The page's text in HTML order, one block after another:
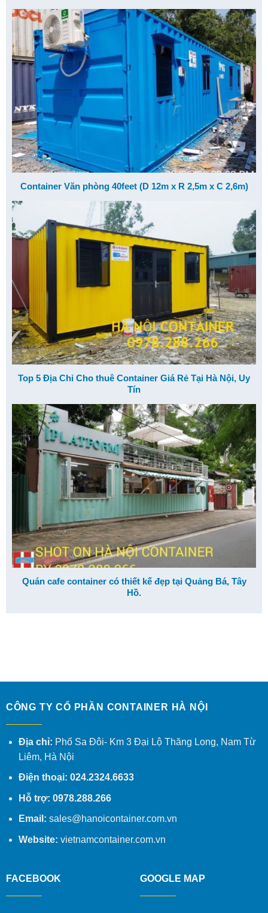
Container Văn phòng 40feet (D 12m x R 2,5m x C 2,6m)
Top 5 Địa Chỉ Cho thuê Container Giá Rẻ Tại Hà Nội, Uy
Tín
Quán cafe container có thiết kế đẹp tại Quảng Bá, Tây
Hồ.
CÔNG TY CỔ PHẦN CONTAINER HÀ NỘI
Địa chỉ: Phố Sa Đôi- Km 3 Đại Lộ Thăng Long, Nam Từ
Liêm, Hà Nội
Điện thoại: 024.2324.6633
Hỗ trợ: 0978.288.266
Email: sales@hanoicontainer.com.vn
Website: vietnamcontainer.com.vn
FACEBOOK GOOGLE MAP